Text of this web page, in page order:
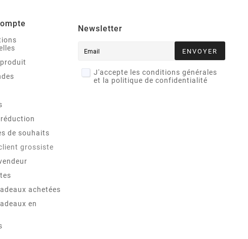
de souhaits
grossiste
achetées
en
Newsletter
ENVOYER
J'accepte les conditions générales
et la politique de confidentialité